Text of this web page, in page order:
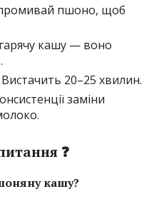
пшоно, щоб
кашу — воно
20–25 хвилин.
заміни
❓
кашу?